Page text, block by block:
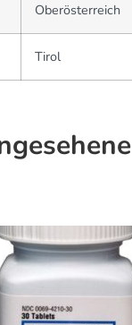
Oberösterreich
Tirol